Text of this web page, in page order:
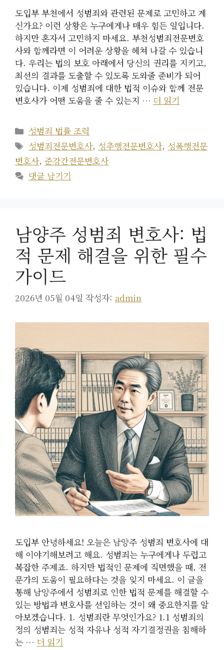
도입부 부천에서 성범죄와 관련된 문제로 고민하고 계
신가요? 이런 상황은 누구에게나 매우 힘든 일입니다.
하지만 혼자서 고민하지 마세요. 부천성범죄전문변호
사와 함께라면 이 어려운 상황을 헤쳐 나갈 수 있습니
다. 우리는 법의 보호 아래에서 당신의 권리를 지키고,
최선의 결과를 도출할 수 있도록 도와줄 준비가 되어
있습니다. 이제 성범죄에 대한 법적 이슈와 함께 전문
변호사가 어떤 도움을 줄 수 있는지 … 더 읽기
카
테
고
리
성범죄 법률 조력
태
그
성범죄전문변호사, 성추행전문변호사, 성폭행전문
변호사, 준강간전문변호사
댓글 남기기
남양주 성범죄 변호사: 법
적 문제 해결을 위한 필수
가이드
2026년 05월 04일 작성자: admin
도입부 안녕하세요! 오늘은 남양주 성범죄 변호사에 대
해 이야기해보려고 해요. 성범죄는 누구에게나 두렵고
복잡한 주제죠. 하지만 법적인 문제에 직면했을 때, 전
문가의 도움이 필요하다는 것을 잊지 마세요. 이 글을
통해 남양주에서 성범죄로 인한 법적 문제를 해결할 수
있는 방법과 변호사를 선임하는 것이 왜 중요한지를 알
아보겠습니다. 1. 성범죄란 무엇인가요? 1.1 성범죄의
정의 성범죄는 성적 자유나 성적 자기결정권을 침해하
는 … 더 읽기